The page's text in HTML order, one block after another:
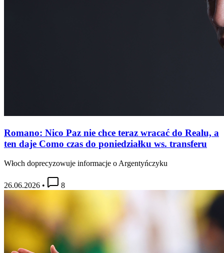
Romano: Nico Paz nie chce teraz wracać do Realu, a
ten daje Como czas do poniedziałku ws. transferu
Włoch doprecyzowuje informacje o Argentyńczyku
26.06.2026 • 8